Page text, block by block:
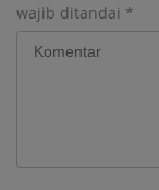
wajib ditandai *